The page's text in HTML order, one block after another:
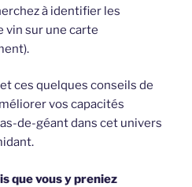
à identifier les
vin sur une carte
ces quelques conseils de
vos capacités
de-géant dans cet univers
que vous y preniez